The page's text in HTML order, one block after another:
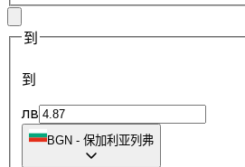
到
到
лв
BGN - 保加利亚列弗